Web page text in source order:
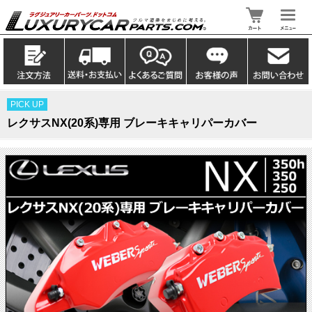
PICK UP
レクサスNX(20系)専用 ブレーキキャリパーカバー